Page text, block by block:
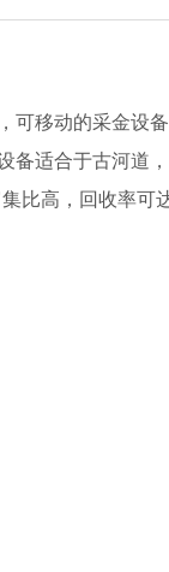
可移动的采金设
备适合于古河道
比高，回收率可